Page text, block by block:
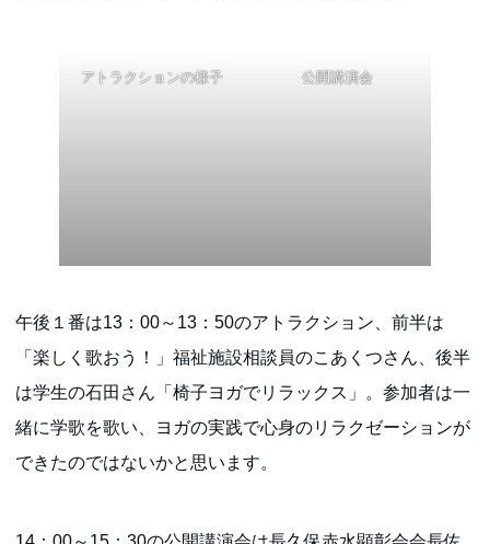
アトラクションの様子 公開講演会
午後１番は13：00～13：50のアトラクション、前半は
「楽しく歌おう！」福祉施設相談員のこあくつさん、後半
は学生の石田さん「椅子ヨガでリラックス」。参加者は一
緒に学歌を歌い、ヨガの実践で心身のリラクゼーションが
できたのではないかと思います。